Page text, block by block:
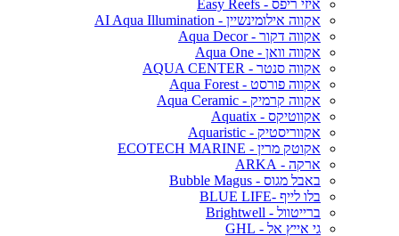
איזי ריפס - Easy Reefs
אקווה אילומינשיין - AI Aqua Illumination
אקווה דקור - Aqua Decor
אקווה וואן - Aqua One
אקווה סנטר - AQUA CENTER
אקווה פורסט - Aqua Forest
אקווה קרמיק - Aqua Ceramic
אקווטיקס - Aquatix
אקווריסטיק - Aquaristic
אקוטק מרין - ECOTECH MARINE
ארקה - ARKA
באבל מגוס - Bubble Magus
בלו לייף -BLUE LIFE
ברייטוול - Brightwell
גי אייץ אל - GHL